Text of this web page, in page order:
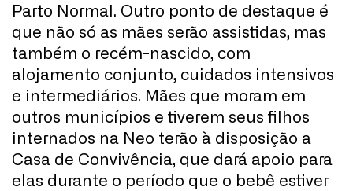
Parto Normal. Outro ponto de destaque é
que não só as mães serão assistidas, mas
também o recém-nascido, com
alojamento conjunto, cuidados intensivos
e intermediários. Mães que moram em
outros municípios e tiverem seus filhos
internados na Neo terão à disposição a
Casa de Convivência, que dará apoio para
elas durante o período que o bebê estiver